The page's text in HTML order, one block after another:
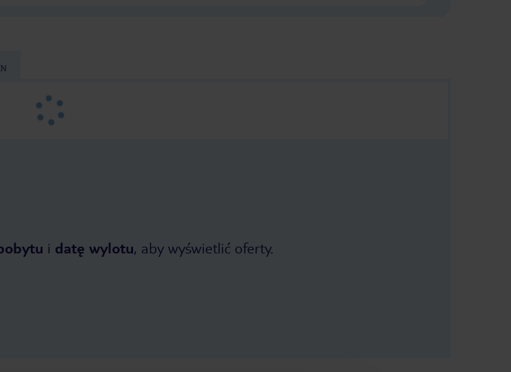
i datę wylotu, aby wyświetlić oferty.